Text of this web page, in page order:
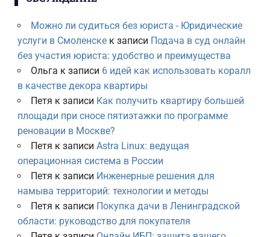
Можно ли судиться без юриста - Юридические
услуги в Смоленскек записи Подача в суд онлайн
без участия юриста: удобство и преимущества
Ольга к записи 6 идей как использовать коралл
в качестве декора квартиры
Петя к записи Как получить квартиру большей
площади при сносе пятиэтажки по программе
реновации в Москве?
Петя к записи Astra Linux: ведущая
операционная система в России
Петя к записи Инженерные решения для
намыва территорий: технологии и методы
Петя к записи Покупка дачи в Ленинградской
области: руководство для покупателя